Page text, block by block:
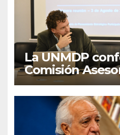
La UNMDP
Comisión
Autoevaluación
Planeamiento